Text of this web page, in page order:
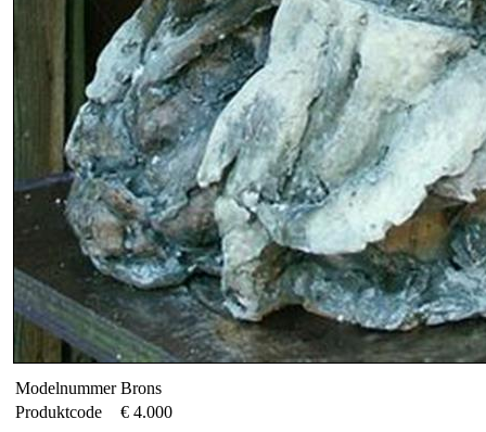
Modelnummer Brons
Produktcode
€ 4.000